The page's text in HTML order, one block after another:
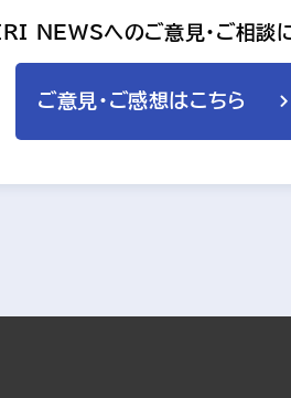
NEWSへのご意見・ご相談
ご意見・ご感想はこちら